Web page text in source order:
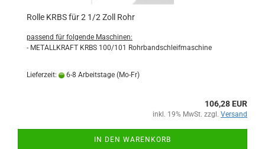
Rolle KRBS für 2 1/2 Zoll Rohr
passend für folgende Maschinen:
- METALLKRAFT KRBS 100/101 Rohrbandschleifmaschine
Lieferzeit: 6-8 Arbeitstage (Mo-Fr)
106,28 EUR
inkl. 19% MwSt. zzgl. Versand
IN DEN WARENKORB